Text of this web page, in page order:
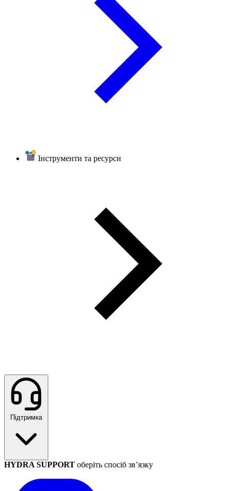
Інструменти та ресурси
Підтримка
HYDRA SUPPORT оберіть спосіб зв’язку